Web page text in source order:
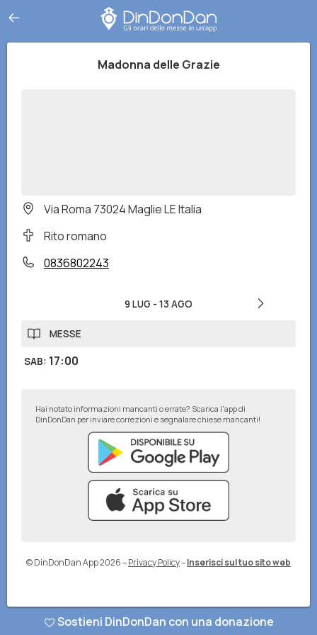
Madonna delle Grazie
Via Roma 73024 Maglie LE Italia
Rito romano
0836802243
9 LUG - 13 AGO
MESSE
SAB: 17:00
Hai notato informazioni mancanti o errate? Scarica l'app di
DinDonDan per inviare correzioni e segnalare chiese mancanti!
© DinDonDan App 2026–Privacy Policy–Inserisci sul tuo sito web
Sostieni DinDonDan con una donazione